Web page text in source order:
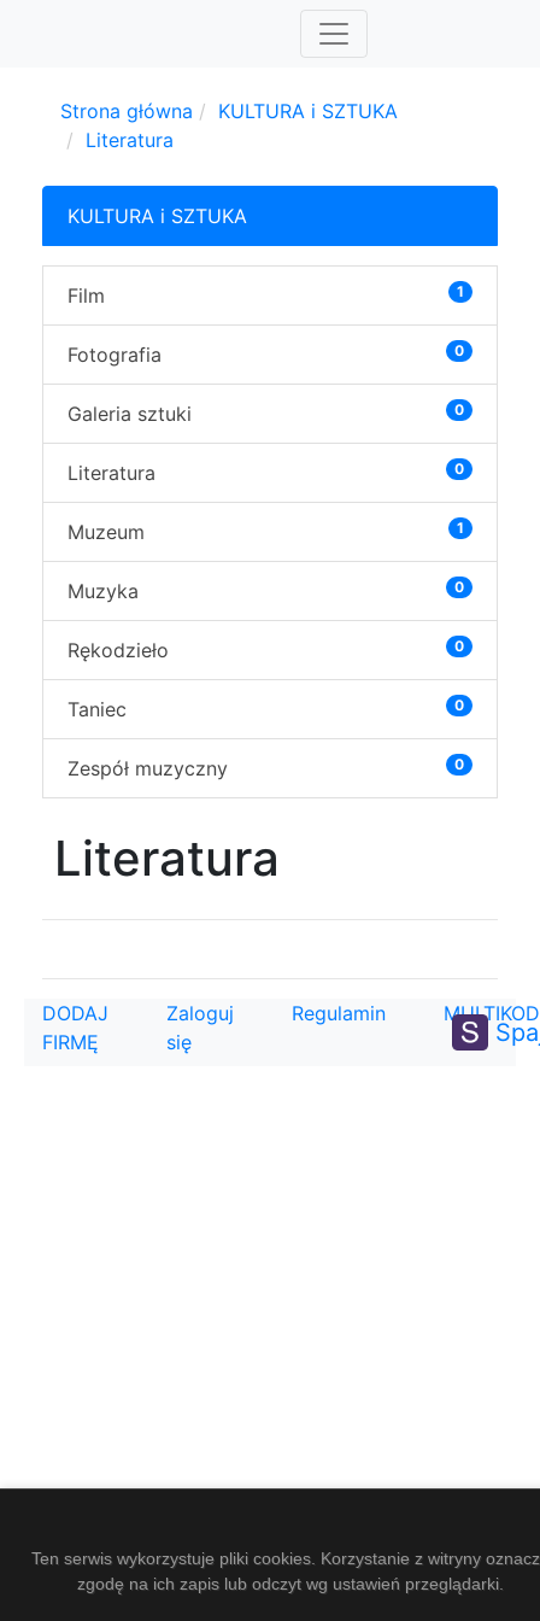
Strona główna
KULTURA i SZTUKA
Literatura
KULTURA i SZTUKA
1
Film
0
Fotografia
0
Galeria sztuki
0
Literatura
1
Muzeum
0
Muzyka
0
Rękodzieło
0
Taniec
0
Zespół muzyczny
Literatura
DODAJ
FIRMĘ
Zaloguj
się
Regulamin MULTIKOD
Ten serwis wykorzystuje pliki cookies. Korzystanie z witryny
zgodę na ich zapis lub odczyt wg ustawień przeglądarki.